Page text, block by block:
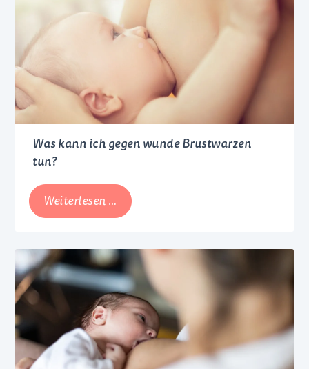
Was kann ich gegen wunde Brustwarzen
tun?
Weiterlesen … Was
kann
gegen
wunde
Brustwarzen
tun?